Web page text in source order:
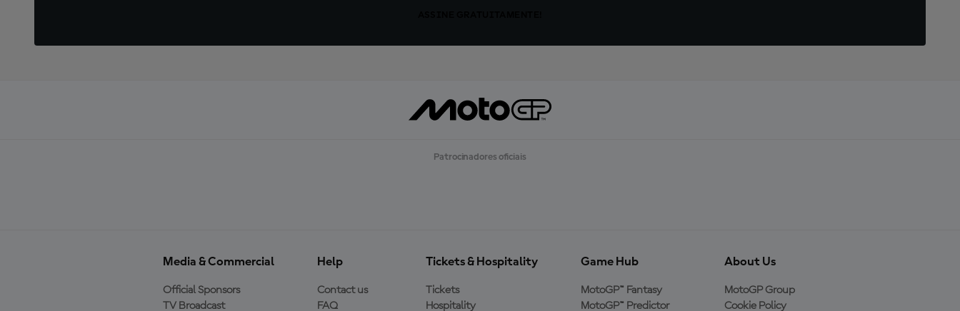
Patrocinadores oficiais
Media & Commercial
Official Sponsors
TV Broadcast
Help
Contact us
FAQ
Tickets & Hospitality
Tickets
Hospitality
Game Hub
MotoGP™ Fantasy
MotoGP™ Predictor
About Us
MotoGP Group
Cookie Policy